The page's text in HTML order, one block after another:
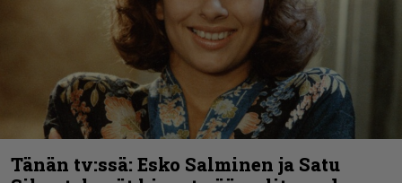
Tänän tv:ssä: Esko Salminen ja Satu